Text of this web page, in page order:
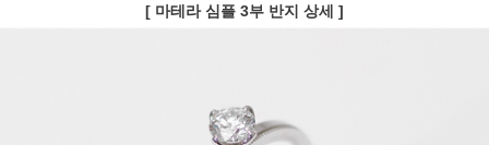
[ 마테라 심플 3부 반지 상세 ]